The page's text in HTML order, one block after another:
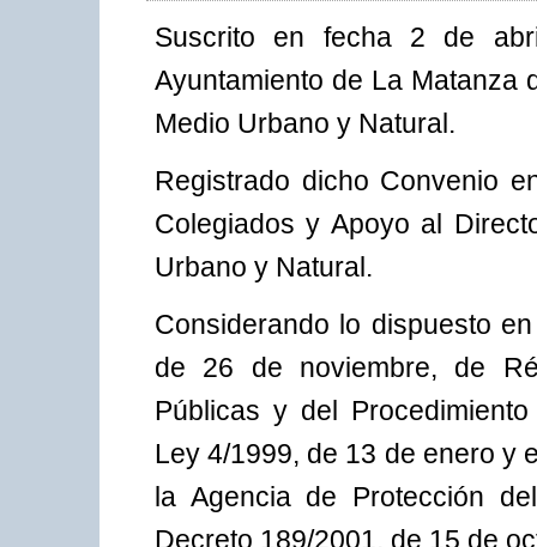
Suscrito en fecha 2 de
Ayuntamiento de La Matanza
Medio Urbano y Natural.
Registrado dicho Convenio
Colegiados y Apoyo al
Urbano y Natural.
Considerando lo dispuesto
de 26 de noviembre, de
Públicas y del
Ley 4/1999, de 13 de enero y
la Agencia de Protección
Decreto 189/2001, de 15 de